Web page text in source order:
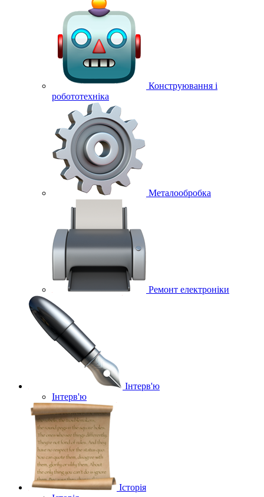
Конструювання і
робототехніка
Металообробка
Ремонт електроніки
Інтерв'ю
Інтерв'ю
Історія